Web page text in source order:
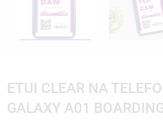
ETUI CLEAR NA
GALAXY A01